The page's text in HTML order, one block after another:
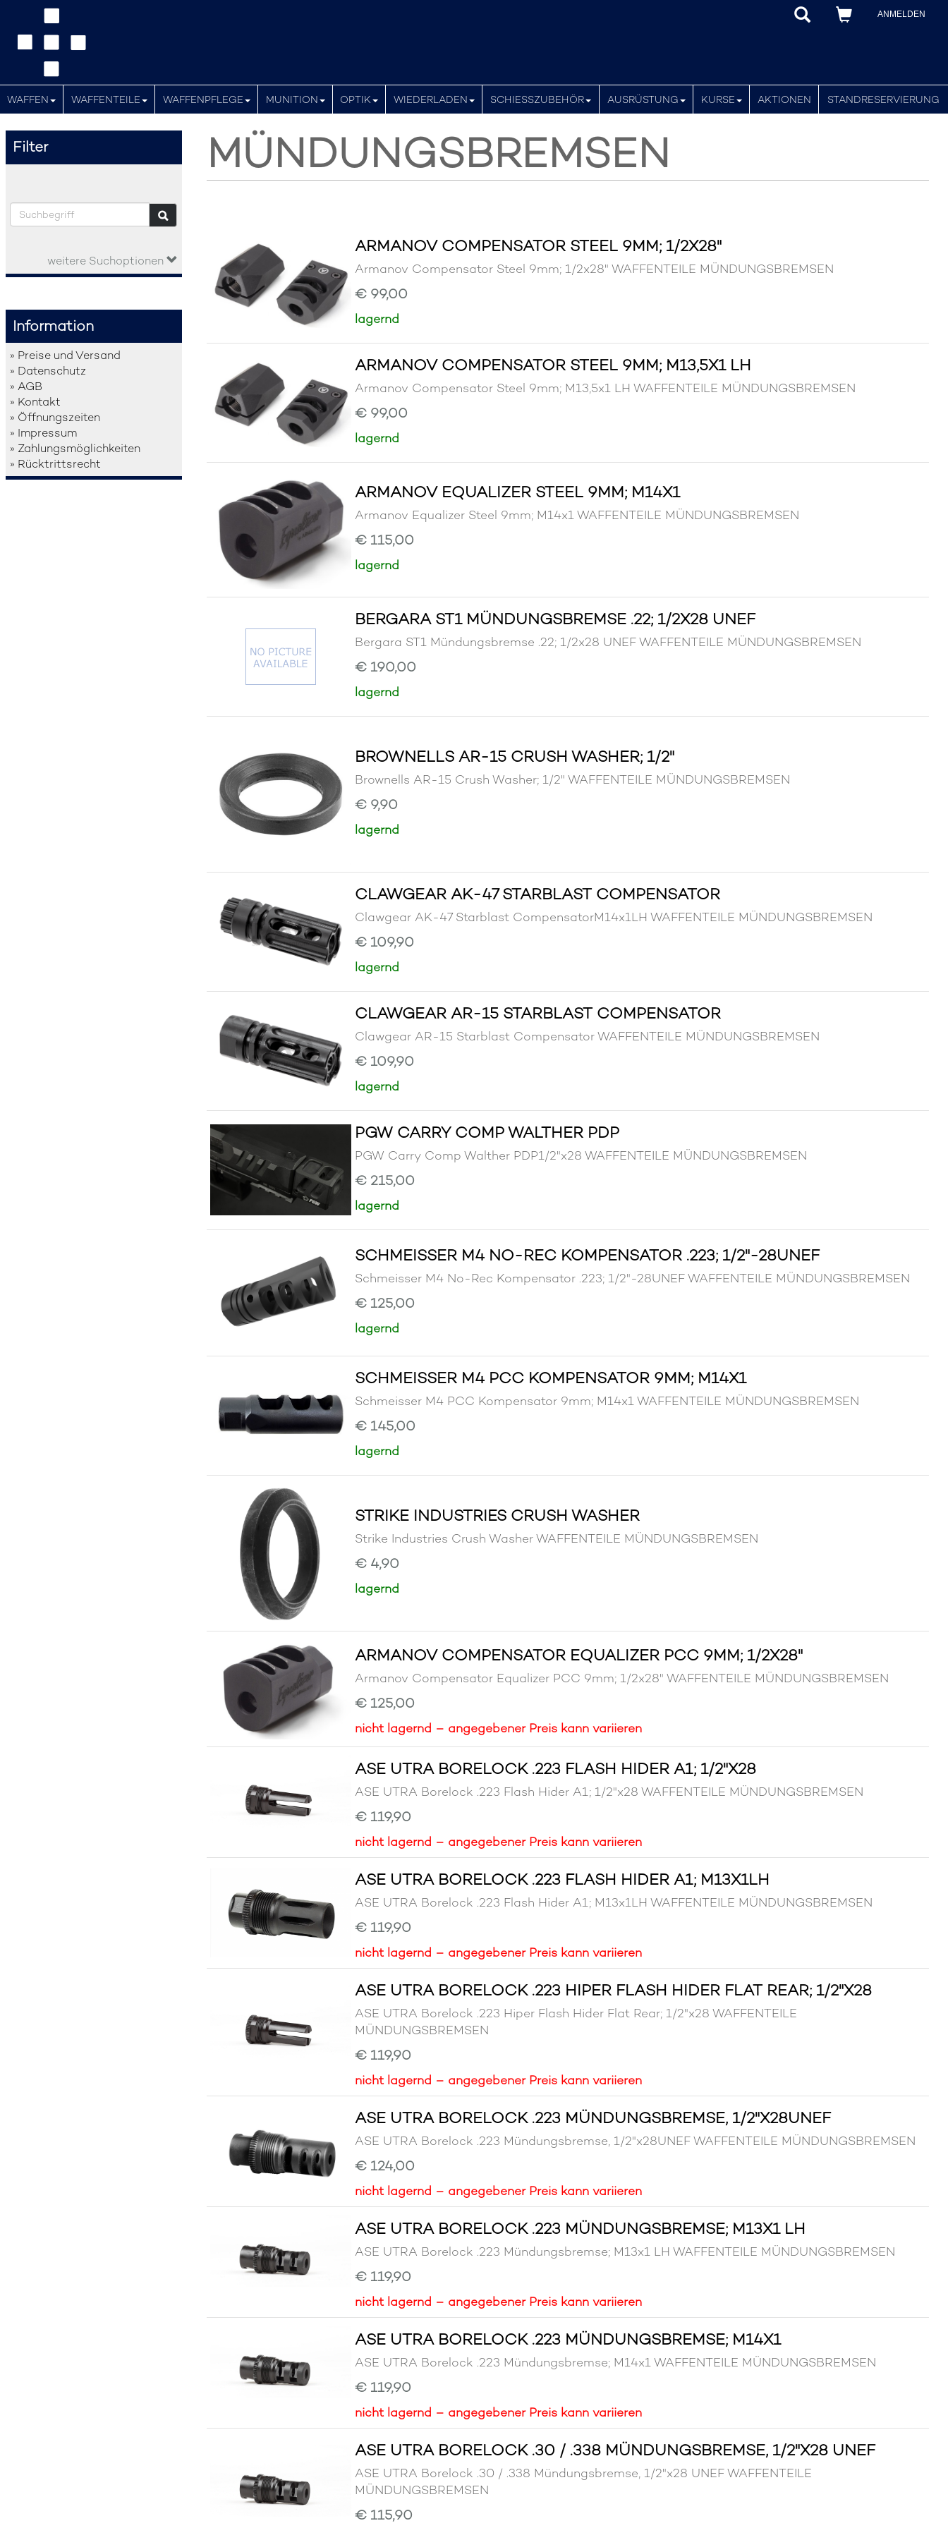
ANMELDEN
WAFFEN WAFFENTEILE WAFFENPFLEGE MUNITION OPTIK WIEDERLADEN SCHIESSZUBEHÖR AUSRÜSTUNG KURSE AKTIONEN STANDRESERVIERUNG
Filter
weitere Suchoptionen
Information
» Preise und Versand
» Datenschutz
» AGB
» Kontakt
» Öffnungszeiten
» Impressum
» Zahlungsmöglichkeiten
» Rücktrittsrecht
MÜNDUNGSBREMSEN
ARMANOV COMPENSATOR STEEL 9MM; 1/2X28"
Armanov Compensator Steel 9mm; 1/2x28" WAFFENTEILE MÜNDUNGSBREMSEN
€ 99,00
lagernd
ARMANOV COMPENSATOR STEEL 9MM; M13,5X1 LH
Armanov Compensator Steel 9mm; M13,5x1 LH WAFFENTEILE MÜNDUNGSBREMSEN
€ 99,00
lagernd
ARMANOV EQUALIZER STEEL 9MM; M14X1
Armanov Equalizer Steel 9mm; M14x1 WAFFENTEILE MÜNDUNGSBREMSEN
€ 115,00
lagernd
BERGARA ST1 MÜNDUNGSBREMSE .22; 1/2X28 UNEF
Bergara ST1 Mündungsbremse .22; 1/2x28 UNEF WAFFENTEILE MÜNDUNGSBREMSEN
€ 190,00
lagernd
BROWNELLS AR-15 CRUSH WASHER; 1/2"
Brownells AR-15 Crush Washer; 1/2" WAFFENTEILE MÜNDUNGSBREMSEN
€ 9,90
lagernd
CLAWGEAR AK-47 STARBLAST COMPENSATOR
Clawgear AK-47 Starblast CompensatorM14x1LH WAFFENTEILE MÜNDUNGSBREMSEN
€ 109,90
lagernd
CLAWGEAR AR-15 STARBLAST COMPENSATOR
Clawgear AR-15 Starblast Compensator WAFFENTEILE MÜNDUNGSBREMSEN
€ 109,90
lagernd
PGW CARRY COMP WALTHER PDP
PGW Carry Comp Walther PDP1/2"x28 WAFFENTEILE MÜNDUNGSBREMSEN
€ 215,00
lagernd
SCHMEISSER M4 NO-REC KOMPENSATOR .223; 1/2"-28UNEF
Schmeisser M4 No-Rec Kompensator .223; 1/2"-28UNEF WAFFENTEILE MÜNDUNGSBREMSEN
€ 125,00
lagernd
SCHMEISSER M4 PCC KOMPENSATOR 9MM; M14X1
Schmeisser M4 PCC Kompensator 9mm; M14x1 WAFFENTEILE MÜNDUNGSBREMSEN
€ 145,00
lagernd
STRIKE INDUSTRIES CRUSH WASHER
Strike Industries Crush Washer WAFFENTEILE MÜNDUNGSBREMSEN
€ 4,90
lagernd
ARMANOV COMPENSATOR EQUALIZER PCC 9MM; 1/2X28"
Armanov Compensator Equalizer PCC 9mm; 1/2x28" WAFFENTEILE MÜNDUNGSBREMSEN
€ 125,00
nicht lagernd – angegebener Preis kann variieren
ASE UTRA BORELOCK .223 FLASH HIDER A1; 1/2"X28
ASE UTRA Borelock .223 Flash Hider A1; 1/2"x28 WAFFENTEILE MÜNDUNGSBREMSEN
€ 119,90
nicht lagernd – angegebener Preis kann variieren
ASE UTRA BORELOCK .223 FLASH HIDER A1; M13X1LH
ASE UTRA Borelock .223 Flash Hider A1; M13x1LH WAFFENTEILE MÜNDUNGSBREMSEN
€ 119,90
nicht lagernd – angegebener Preis kann variieren
ASE UTRA BORELOCK .223 HIPER FLASH HIDER FLAT REAR; 1/2"X28
ASE UTRA Borelock .223 Hiper Flash Hider Flat Rear; 1/2"x28 WAFFENTEILE
MÜNDUNGSBREMSEN
€ 119,90
nicht lagernd – angegebener Preis kann variieren
ASE UTRA BORELOCK .223 MÜNDUNGSBREMSE, 1/2"X28UNEF
ASE UTRA Borelock .223 Mündungsbremse, 1/2"x28UNEF WAFFENTEILE MÜNDUNGSBREMSEN
€ 124,00
nicht lagernd – angegebener Preis kann variieren
ASE UTRA BORELOCK .223 MÜNDUNGSBREMSE; M13X1 LH
ASE UTRA Borelock .223 Mündungsbremse; M13x1 LH WAFFENTEILE MÜNDUNGSBREMSEN
€ 119,90
nicht lagernd – angegebener Preis kann variieren
ASE UTRA BORELOCK .223 MÜNDUNGSBREMSE; M14X1
ASE UTRA Borelock .223 Mündungsbremse; M14x1 WAFFENTEILE MÜNDUNGSBREMSEN
€ 119,90
nicht lagernd – angegebener Preis kann variieren
ASE UTRA BORELOCK .30 / .338 MÜNDUNGSBREMSE, 1/2"X28 UNEF
ASE UTRA Borelock .30 / .338 Mündungsbremse, 1/2"x28 UNEF WAFFENTEILE
MÜNDUNGSBREMSEN
€ 115,90